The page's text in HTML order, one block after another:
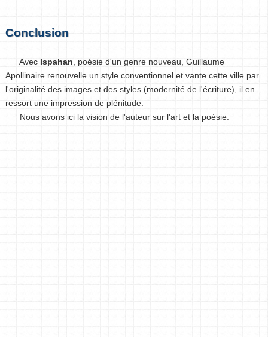
Conclusion
Avec Ispahan , poésie d'un genre nouveau, Guillaume
Apollinaire renouvelle un style conventionnel et vante cette ville par
l'originalité des images et des styles (modernité de l'écriture), il en
ressort une impression de plénitude.
Nous avons ici la vision de l'auteur sur l'art et la poésie.